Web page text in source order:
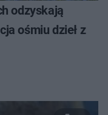
odzyskają
ośmiu dzieł z